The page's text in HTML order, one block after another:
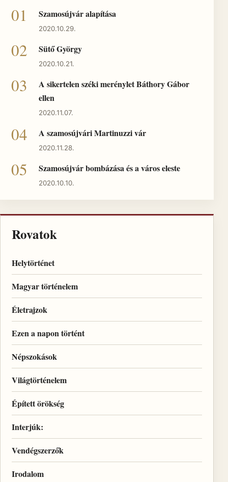
Szamosújvár alapítása
2020.10.29.
Sütő György
2020.10.21.
A sikertelen széki merénylet Báthory Gábor
ellen
2020.11.07.
A szamosújvári Martinuzzi vár
2020.11.28.
Szamosújvár bombázása és a város eleste
2020.10.10.
Rovatok
Helytörténet
Magyar történelem
Életrajzok
Ezen a napon történt
Népszokások
Világtörténelem
Épített örökség
Interjúk:
Vendégszerzők
Irodalom